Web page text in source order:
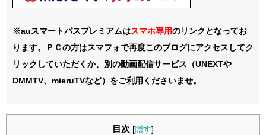
※auスマートパスプレミアムはスマホ専用のリンクとなってお
ります。ＰＣの方はスマフォで再度このブログにアクセスしてク
リックしていただくか、別の動画配信サービス（UNEXTや
DMMTV、mieruTVなど）をご利用くださいませ。
目次 [隠す]